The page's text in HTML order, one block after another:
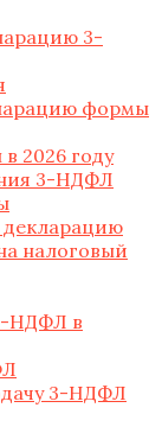
3-
формы
2026 году
3-НДФЛ
декларацию
налоговый
НДФЛ в
3-НДФЛ